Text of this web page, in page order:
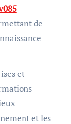
de
et
et les